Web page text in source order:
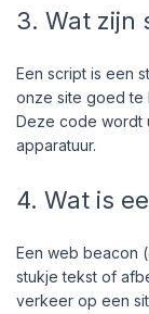
3. Wat zijn
Een script is een
onze site goed te
Deze code wordt
apparatuur.
4. Wat is
Een web beacon
stukje tekst of
verkeer op een